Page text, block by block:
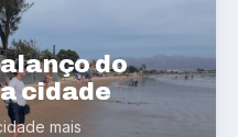
do
cidade
mais